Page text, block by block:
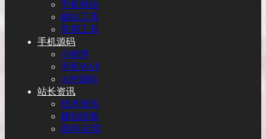
手机移动
建站工具
常用工具
手机源码
小程序
手机WAP
APP源码
站长资讯
技术资讯
建站经验
盈利/运营